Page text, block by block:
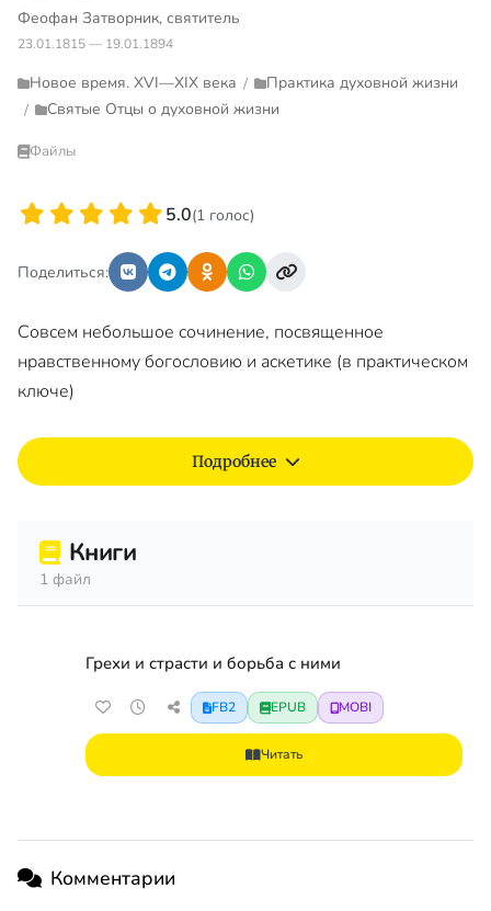
Феофан Затворник, святитель
23.01.1815 — 19.01.1894
Новое время. XVI—XIX века /
Практика духовной жизни
/
Святые Отцы о духовной жизни
Файлы
5.0(1 голос)
Поделиться:
Совсем небольшое сочинение, посвященное
нравственному богословию и аскетике (в практическом
ключе)
Подробнее
Книги
1 файл
Грехи и страсти и борьба с ними
FB2 EPUB MOBI
Читать
Комментарии